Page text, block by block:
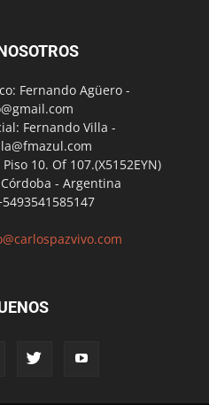
Fernando Agüero -
Fernando Villa -
10. Of 107.(X5152EYN)
- Argentina